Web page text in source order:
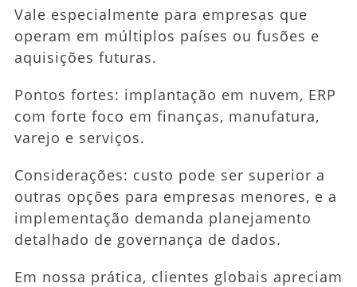
Vale especialmente para empresas que
operam em múltiplos países ou fusões e
aquisições futuras.
Pontos fortes: implantação em nuvem, ERP
com forte foco em finanças, manufatura,
varejo e serviços.
Considerações: custo pode ser superior a
outras opções para empresas menores, e a
implementação demanda planejamento
detalhado de governança de dados.
Em nossa prática, clientes globais apreciam